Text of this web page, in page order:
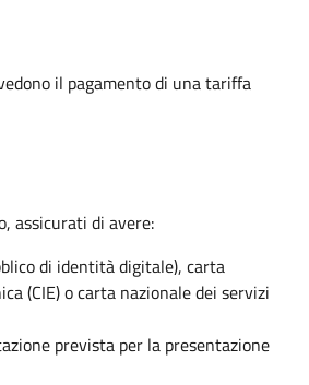
il pagamento di una tariffa
assicurati di avere:
di identità digitale), carta
(CIE) o carta nazionale dei servizi
prevista per la presentazione